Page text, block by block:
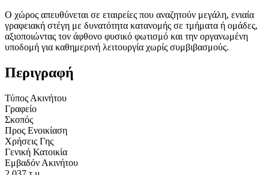
Ο χώρος απευθύνεται σε εταιρείες που αναζητούν μεγάλη, ενιαία
γραφειακή στέγη με δυνατότητα κατανομής σε τμήματα ή ομάδες,
αξιοποιώντας τον άφθονο φυσικό φωτισμό και την οργανωμένη
υποδομή για καθημερινή λειτουργία χωρίς συμβιβασμούς.
Περιγραφή
Τύπος Ακινήτου
Γραφείο
Σκοπός
Προς Ενοικίαση
Χρήσεις Γης
Γενική Κατοικία
Εμβαδόν Ακινήτου